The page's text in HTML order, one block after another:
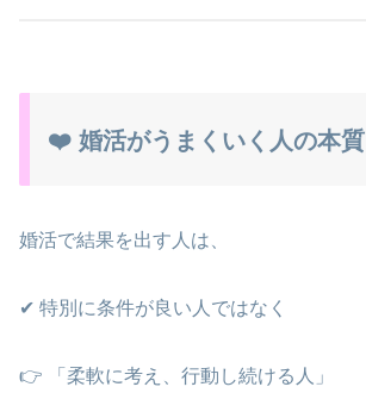
❤️ 婚活がうまくいく人の本質
婚活で結果を出す人は、
✔ 特別に条件が良い人ではなく
👉 「柔軟に考え、行動し続ける人」